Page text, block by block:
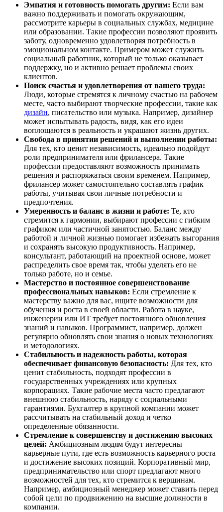
Эмпатия и готовность помогать другим: Если вам
важно поддерживать и помогать окружающим,
рассмотрите карьеры в социальных службах, медицине
или образовании. Такие профессии позволяют проявить
заботу, одновременно удовлетворяя потребность в
эмоциональном контакте. Примером может служить
социальный работник, который не только оказывает
поддержку, но и активно решает проблемы своих
клиентов.
Поиск счастья и удовлетворения от вашего труда:
Люди, которые стремятся к личному счастью на рабочем
месте, часто выбирают творческие профессии, такие как
дизайн, писательство или музыка. Например, дизайнер
может испытывать радость, видя, как его идеи
воплощаются в реальность и украшают жизнь других.
Свобода в принятии решений и выполнении работы:
Для тех, кто ценит независимость, идеально подойдут
роли предпринимателя или фрилансера. Такие
профессии предоставляют возможность принимать
решения и распоряжаться своим временем. Например,
фрилансер может самостоятельно составлять график
работы, учитывая свои личные потребности и
предпочтения.
Умеренность и баланс в жизни и работе: Те, кто
стремится к гармонии, выбирают профессии с гибким
графиком или частичной занятостью. Баланс между
работой и личной жизнью помогает избежать выгорания
и сохранять высокую продуктивность. Например,
консультант, работающий на проектной основе, может
распределить свое время так, чтобы уделять его не
только работе, но и семье.
Мастерство и постоянное совершенствование
профессиональных навыков: Если стремление к
мастерству важно для вас, ищите возможности для
обучения и роста в своей области. Работа в науке,
инженерии или ИТ требует постоянного обновления
знаний и навыков. Программист, например, должен
регулярно обновлять свои знания о новых технологиях
и методологиях.
Стабильность и надежность работы, которая
обеспечивает финансовую безопасность: Для тех, кто
ценит стабильность, подходят профессии в
государственных учреждениях или крупных
корпорациях. Такие рабочие места часто предлагают
внешнюю стабильность, наряду с социальными
гарантиями. Бухгалтер в крупной компании может
рассчитывать на стабильный доход и четко
определенные обязанности.
Стремление к совершенству и достижению высоких
целей: Амбициозным людям будут интересны
карьерные пути, где есть возможность карьерного роста
и достижение высоких позиций. Корпоративный мир,
предпринимательство или спорт предлагают много
возможностей для тех, кто стремится к вершинам.
Например, амбициозный менеджер может ставить перед
собой цели по продвижению на высшие должности в
компании.